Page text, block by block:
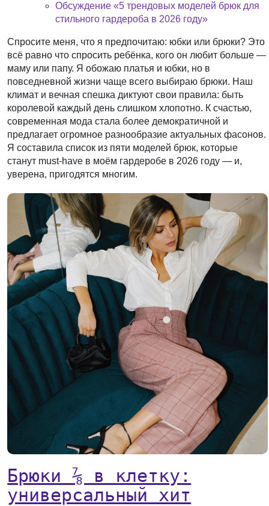
Обсуждение «5 трендовых моделей брюк для
стильного гардероба в 2026 году»
Спросите меня, что я предпочитаю: юбки или брюки? Это
всё равно что спросить ребёнка, кого он любит больше —
маму или папу. Я обожаю платья и юбки, но в
повседневной жизни чаще всего выбираю брюки. Наш
климат и вечная спешка диктуют свои правила: быть
королевой каждый день слишком хлопотно. К счастью,
современная мода стала более демократичной и
предлагает огромное разнообразие актуальных фасонов.
Я составила список из пяти моделей брюк, которые
станут must-have в моём гардеробе в 2026 году — и,
уверена, пригодятся многим.
Брюки ⅞ в клетку:
универсальный хит